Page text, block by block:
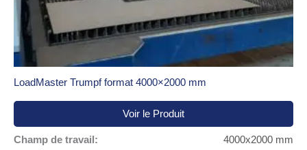
LoadMaster Trumpf format 4000×2000 mm
Voir le Produit
Champ de travail:
4000x2000 mm